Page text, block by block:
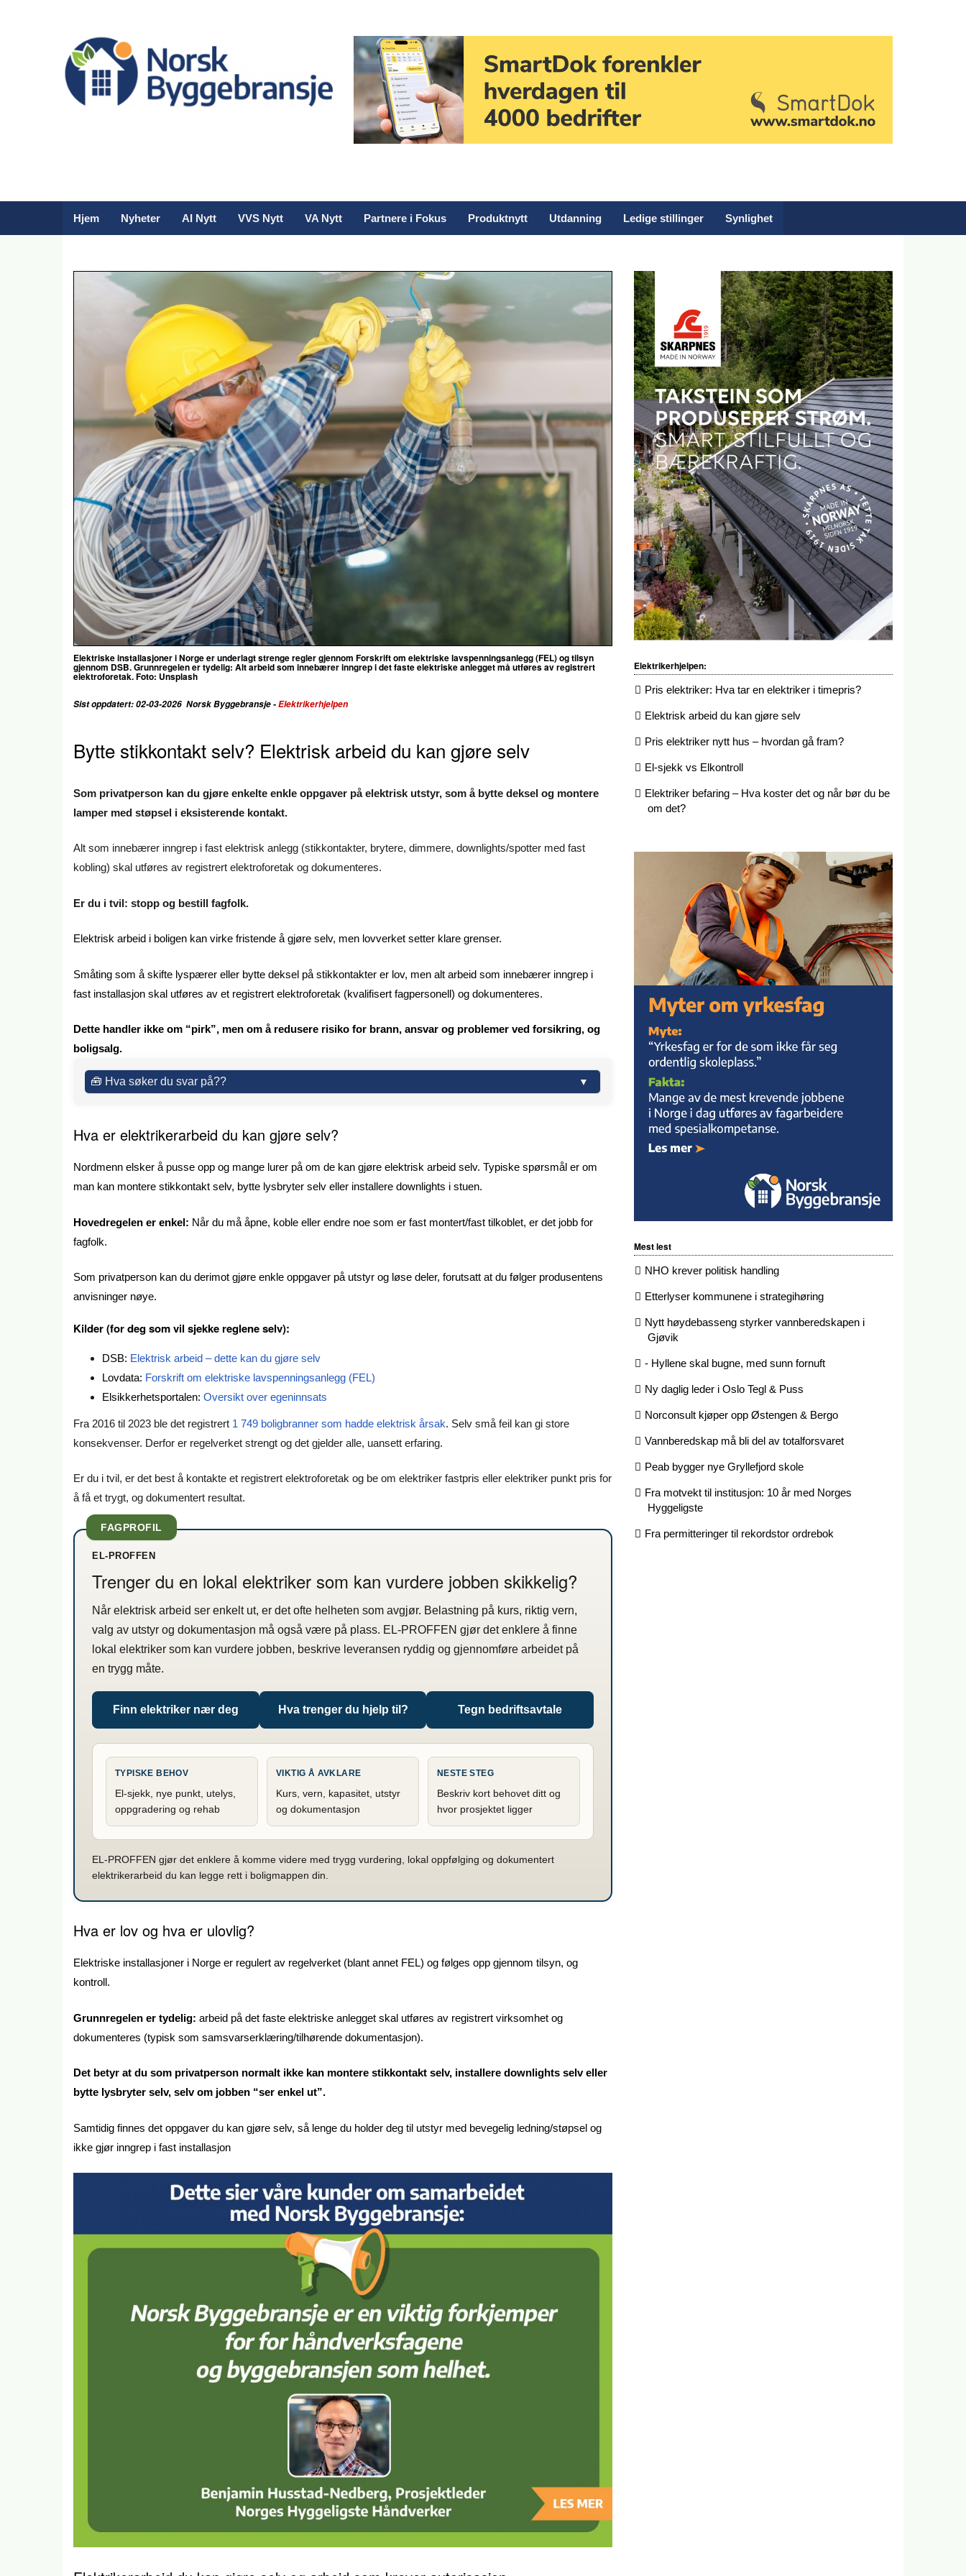
Hjem Nyheter AI Nytt VVS Nytt VA Nytt Partnere i Fokus Produktnytt Utdanning Ledige stillinger Synlighet
Elektriske installasjoner i Norge er underlagt strenge regler gjennom Forskrift om elektriske lavspenningsanlegg (FEL) og tilsyn
gjennom DSB. Grunnregelen er tydelig: Alt arbeid som innebærer inngrep i det faste elektriske anlegget må utføres avregistrert
elektroforetak.Foto: Unsplash
Sist oppdatert: 02-03-2026 Norsk Byggebransje -Elektrikerhjelpen
Bytte stikkontakt selv? Elektrisk arbeid du kan gjøre selv
Som privatperson kan du gjøre enkelte enkle oppgaver på elektrisk utstyr, som å bytte deksel og montere
lamper med støpsel i eksisterende kontakt.
Alt som innebærer inngrep i fast elektrisk anlegg (stikkontakter, brytere, dimmere, downlights/spotter med fast
kobling) skal utføres av registrert elektroforetak og dokumenteres.
Er du i tvil: stopp og bestill fagfolk.
Elektrisk arbeid i boligen kan virke fristende å gjøre selv, men lovverket setter klare grenser.
Småting som å skifte lyspærer eller bytte deksel på stikkontakter er lov, men alt arbeid som innebærer inngrep i
fast installasjon skal utføres av et registrert elektroforetak (kvalifisert fagpersonell) og dokumenteres.
Dette handler ikke om “pirk”, men om å redusere risiko for brann, ansvar og problemer ved forsikring, og
boligsalg.
🧰 Hva søker du svar på??
Hva er elektrikerarbeid du kan gjøre selv?
Nordmenn elsker å pusse opp og mange lurer på om de kan gjøre elektrisk arbeid selv. Typiske spørsmål er om
man kan montere stikkontakt selv, bytte lysbryter selv eller installere downlights i stuen.
Hovedregelen er enkel: Når du må åpne, koble eller endre noe som er fast montert/fast tilkoblet, er det jobb for
fagfolk.
Som privatperson kan du derimot gjøre enkle oppgaver på utstyr og løse deler, forutsatt at du følger produsentens
anvisninger nøye.
Kilder (for deg som vil sjekke reglene selv):
DSB: Elektrisk arbeid – dette kan du gjøre selv
Lovdata: Forskrift om elektriske lavspenningsanlegg (FEL)
Elsikkerhetsportalen: Oversikt over egeninnsats
Fra 2016 til 2023 ble det registrert 1 749 boligbranner som hadde elektrisk årsak. Selv små feil kan gi store
konsekvenser. Derfor er regelverket strengt og det gjelder alle, uansett erfaring.
Er du i tvil, er det best å kontakte et registrert elektroforetak og be om elektriker fastpris eller elektriker punkt pris for
å få et trygt, og dokumentert resultat.
FAGPROFIL
EL-PROFFEN
Trenger du en lokal elektriker som kan vurdere jobben skikkelig?
Når elektrisk arbeid ser enkelt ut, er det ofte helheten som avgjør. Belastning på kurs, riktig vern,
valg av utstyr og dokumentasjon må også være på plass. EL-PROFFEN gjør det enklere å finne
lokal elektriker som kan vurdere jobben, beskrive leveransen ryddig og gjennomføre arbeidet på
en trygg måte.
Finn elektriker nær deg Hva trenger du hjelp til? Tegn bedriftsavtale
TYPISKE BEHOV
El-sjekk, nye punkt, utelys,
oppgradering og rehab
VIKTIG Å AVKLARE
Kurs, vern, kapasitet, utstyr
og dokumentasjon
NESTE STEG
Beskriv kort behovet ditt og
hvor prosjektet ligger
EL-PROFFEN gjør det enklere å komme videre med trygg vurdering, lokal oppfølging og dokumentert
elektrikerarbeid du kan legge rett i boligmappen din.
Hva er lov og hva er ulovlig?
Elektriske installasjoner i Norge er regulert av regelverket (blant annet FEL) og følges opp gjennom tilsyn, og
kontroll.
Grunnregelen er tydelig: arbeid på det faste elektriske anlegget skal utføres av registrert virksomhet og
dokumenteres (typisk som samsvarserklæring/tilhørende dokumentasjon).
Det betyr at du som privatperson normalt ikke kan montere stikkontakt selv, installere downlights selv eller
bytte lysbryter selv, selv om jobben “ser enkel ut”.
Samtidig finnes det oppgaver du kan gjøre selv, så lenge du holder deg til utstyr med bevegelig ledning/støpsel og
ikke gjør inngrep i fast installasjon
Elektrikerhjelpen:
Pris elektriker: Hva tar en elektriker i timepris?
Elektrisk arbeid du kan gjøre selv
Pris elektriker nytt hus – hvordan gå fram?
El-sjekk vs Elkontroll
Elektriker befaring – Hva koster det og når bør du be
om det?
Mest lest
NHO krever politisk handling
Etterlyser kommunene i strategihøring
Nytt høydebasseng styrker vannberedskapen i
Gjøvik
- Hyllene skal bugne, med sunn fornuft
Ny daglig leder i Oslo Tegl & Puss
Norconsult kjøper opp Østengen & Bergo
Vannberedskap må bli del av totalforsvaret
Peab bygger nye Gryllefjord skole
Fra motvekt til institusjon: 10 år med Norges
Hyggeligste
Fra permitteringer til rekordstor ordrebok